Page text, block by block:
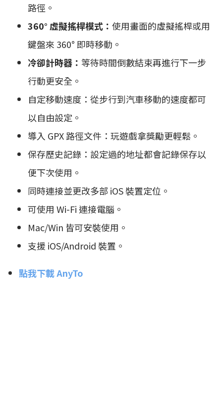
路徑。
360° 虛擬搖桿模式： 使用畫面的虛擬搖桿或用
鍵盤來 360° 即時移動。
冷卻計時器： 等待時間倒數結束再進行下一步
行動更安全。
自定移動速度：從步行到汽車移動的速度都可
以自由設定。
導入 GPX 路徑文件：玩遊戲拿獎勵更輕鬆。
保存歷史記錄：設定過的地址都會記錄保存以
便下次使用。
同時連接並更改多部 iOS 裝置定位。
可使用 Wi-Fi 連接電腦。
Mac/Win 皆可安裝使用。
支援 iOS/Android 裝置。
點我下載 AnyTo